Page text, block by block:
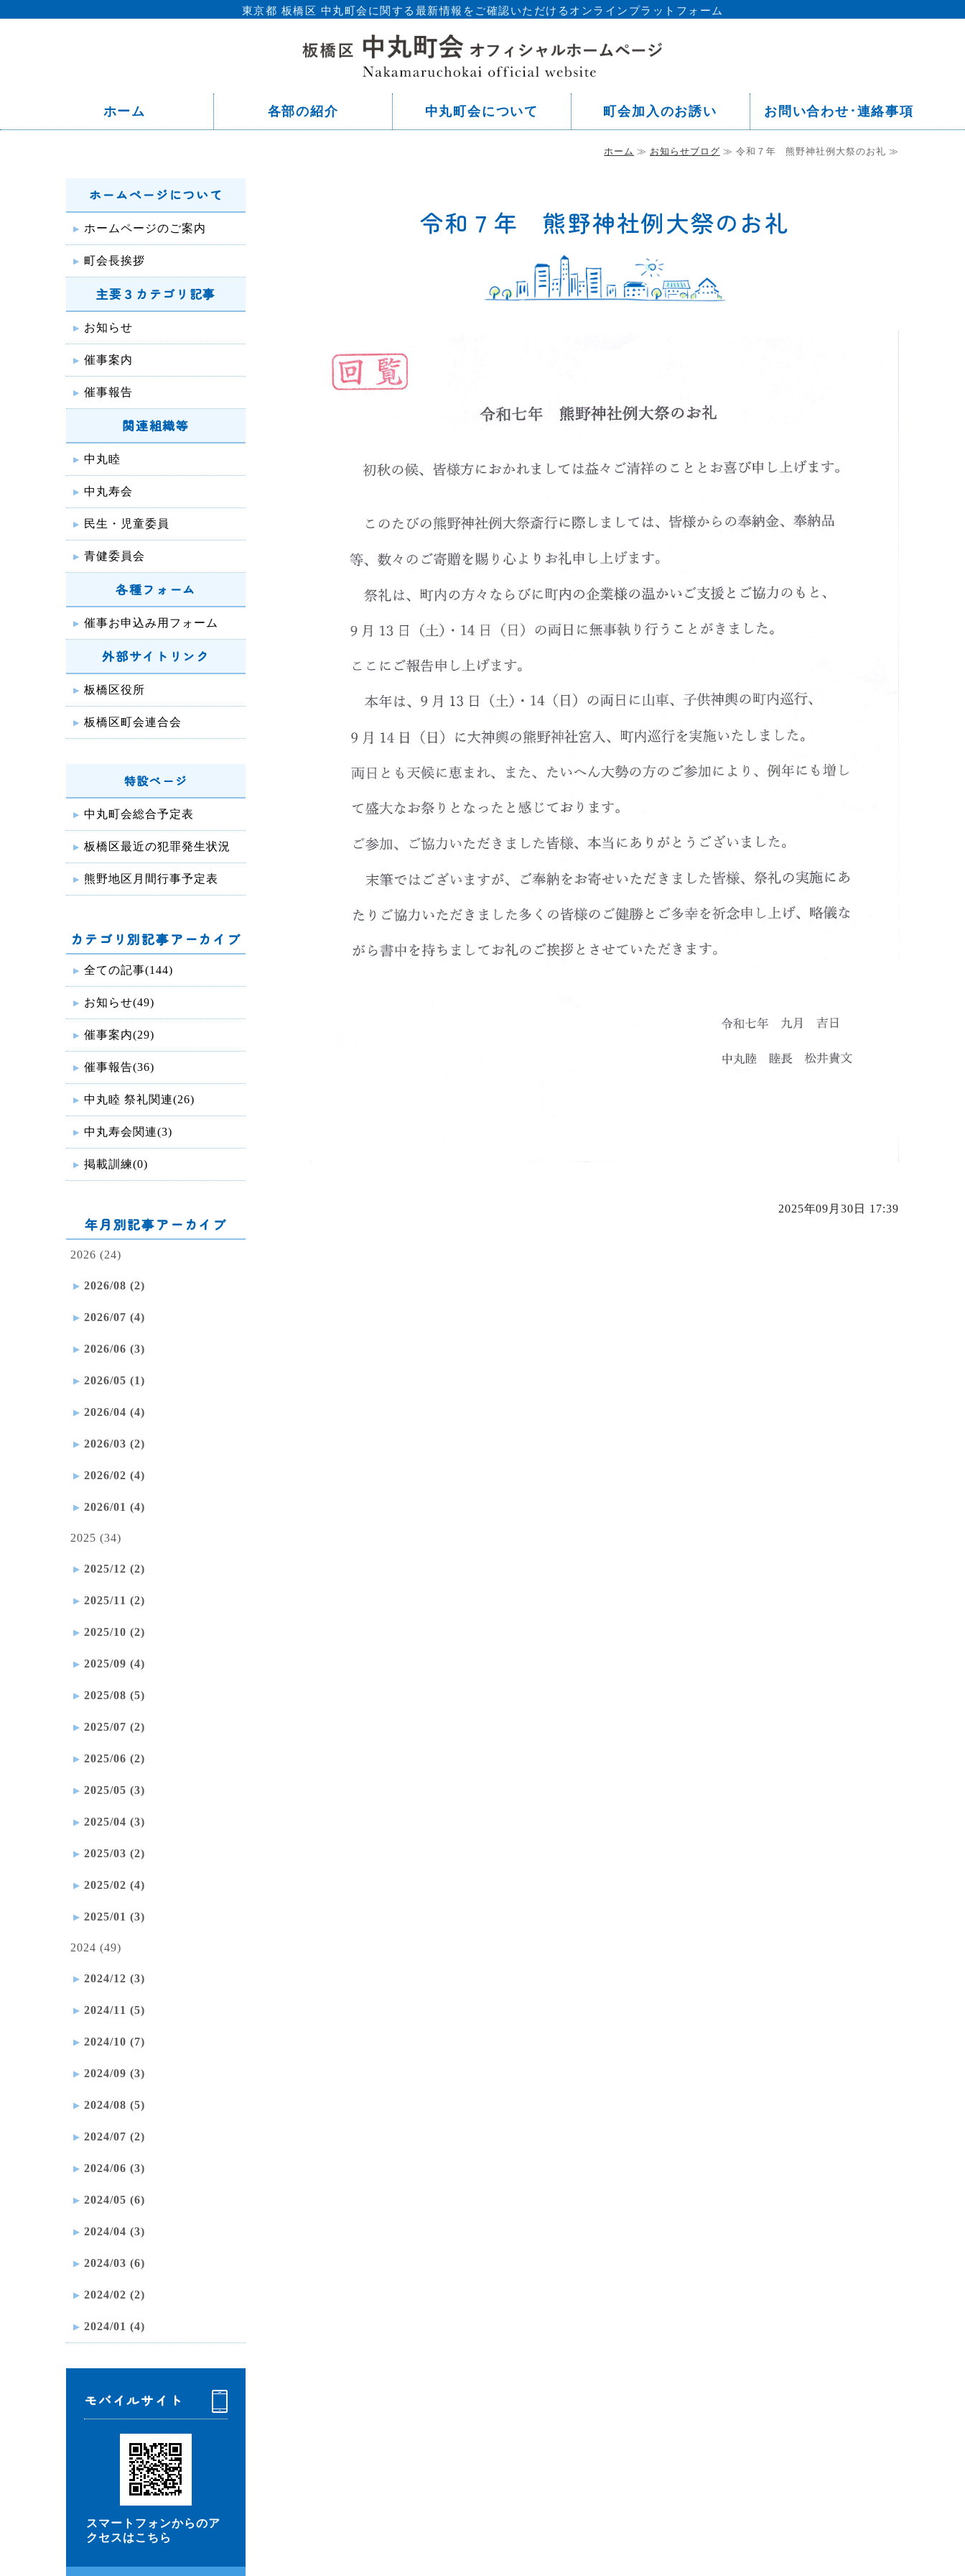
東京都 板橋区 中丸町会に関する最新情報をご確認いただけるオンラインプラットフォーム
ホーム 各部の紹介 中丸町会について 町会加入のお誘い お問い合わせ･連絡事項
ホーム ≫ お知らせブログ ≫ 令和７年 熊野神社例大祭のお礼 ≫
令和７年 熊野神社例大祭のお礼
2025年09月30日 17:39
ホームページについて
ホームページのご案内
町会長挨拶
主要３カテゴリ記事
お知らせ
催事案内
催事報告
関連組織等
中丸睦
中丸寿会
民生・児童委員
青健委員会
各種フォーム
催事お申込み用フォーム
外部サイトリンク
板橋区役所
板橋区町会連合会
特設ページ
中丸町会総合予定表
板橋区最近の犯罪発生状況
熊野地区月間行事予定表
カテゴリ別記事アーカイブ
全ての記事(144)
お知らせ(49)
催事案内(29)
催事報告(36)
中丸睦 祭礼関連(26)
中丸寿会関連(3)
掲載訓練(0)
年月別記事アーカイブ
2026 (24)
2026/08 (2)
2026/07 (4)
2026/06 (3)
2026/05 (1)
2026/04 (4)
2026/03 (2)
2026/02 (4)
2026/01 (4)
2025 (34)
2025/12 (2)
2025/11 (2)
2025/10 (2)
2025/09 (4)
2025/08 (5)
2025/07 (2)
2025/06 (2)
2025/05 (3)
2025/04 (3)
2025/03 (2)
2025/02 (4)
2025/01 (3)
2024 (49)
2024/12 (3)
2024/11 (5)
2024/10 (7)
2024/09 (3)
2024/08 (5)
2024/07 (2)
2024/06 (3)
2024/05 (6)
2024/04 (3)
2024/03 (6)
2024/02 (2)
2024/01 (4)
モバイルサイト
スマートフォンからのア
クセスはこちら